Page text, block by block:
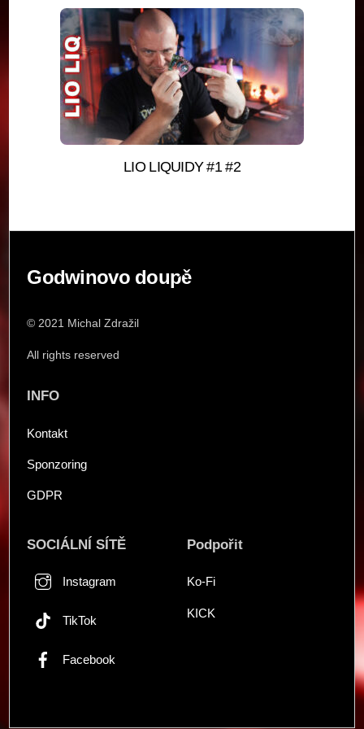
LIO LIQUIDY #1 #2
Back
Godwinovo doupě
© 2021 Michal Zdražil
All rights reserved
INFO
Kontakt
Sponzoring
GDPR
SOCIÁLNÍ SÍTĚ
Instagram
TikTok
Facebook
Podpořit
Ko-Fi
KICK